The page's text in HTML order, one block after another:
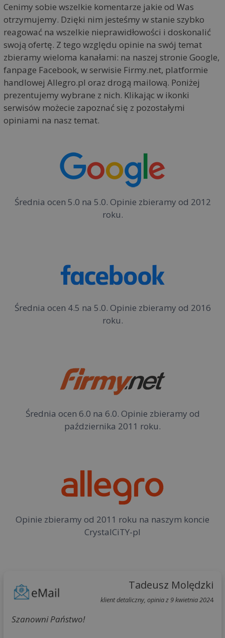
Cenimy sobie wszelkie komentarze jakie od Was
otrzymujemy. Dzięki nim jesteśmy w stanie szybko
reagować na wszelkie nieprawidłowości i doskonalić
swoją ofertę. Z tego względu opinie na swój temat
zbieramy wieloma kanałami: na naszej stronie Google,
fanpage Facebook, w serwisie Firmy.net, platformie
handlowej Allegro.pl oraz drogą mailową. Poniżej
prezentujemy wybrane z nich. Klikając w ikonki
serwisów możecie zapoznać się z pozostałymi
opiniami na nasz temat.
Średnia ocen 5.0 na 5.0. Opinie zbieramy od 2012
roku.
Średnia ocen 4.5 na 5.0. Opinie zbieramy od 2016
roku.
Średnia ocen 6.0 na 6.0. Opinie zbieramy od
października 2011 roku.
Opinie zbieramy od 2011 roku na naszym koncie
CrystalCiTY-pl
Tadeusz Molędzki
klient detaliczny, opinia z 9 kwietnia 2024
Szanowni Państwo!